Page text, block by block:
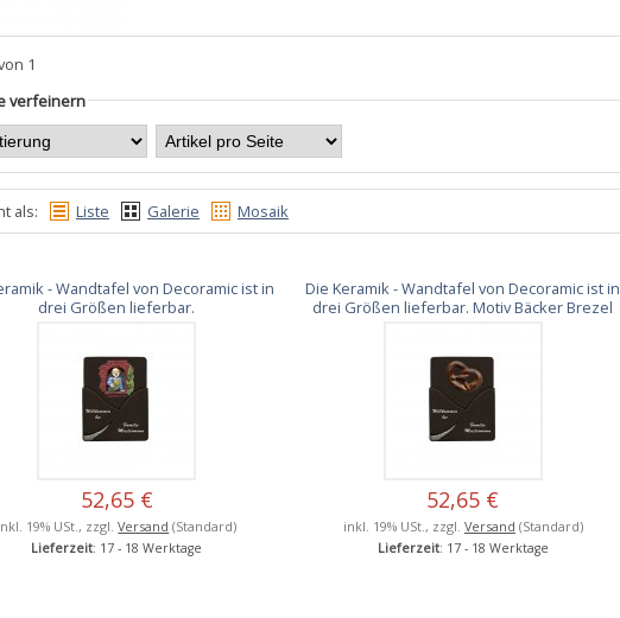
1
verfeinern
als: Liste Galerie Mosaik
- Wandtafel von Decoramic ist in
drei Größen lieferbar.
52,65 €
19% USt., zzgl.Versand (Standard)
Lieferzeit: 17 - 18 Werktage
Die Keramik - Wandtafel von Decoramic ist in
drei Größen lieferbar. Motiv Bäcker Brezel
52,65 €
inkl. 19% USt., zzgl. Versand (Standard)
Lieferzeit: 17 - 18 Werktage